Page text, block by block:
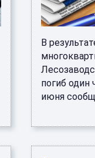
В
погиб один
июня